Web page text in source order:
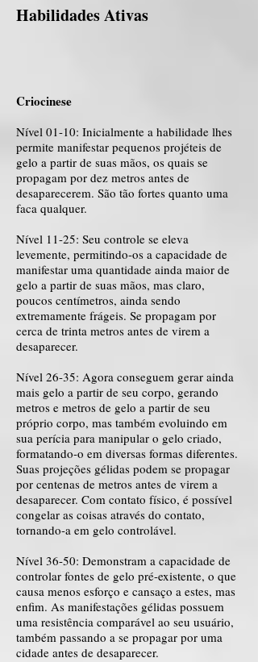
Habilidades Ativas
Criocinese
Nível 01-10: Inicialmente a habilidade lhes
permite manifestar pequenos projéteis de
gelo a partir de suas mãos, os quais se
propagam por dez metros antes de
desaparecerem. São tão fortes quanto uma
faca qualquer.
Nível 11-25: Seu controle se eleva
levemente, permitindo-os a capacidade de
manifestar uma quantidade ainda maior de
gelo a partir de suas mãos, mas claro,
poucos centímetros, ainda sendo
extremamente frágeis. Se propagam por
cerca de trinta metros antes de virem a
desaparecer.
Nível 26-35: Agora conseguem gerar ainda
mais gelo a partir de seu corpo, gerando
metros e metros de gelo a partir de seu
próprio corpo, mas também evoluindo em
sua perícia para manipular o gelo criado,
formatando-o em diversas formas diferentes.
Suas projeções gélidas podem se propagar
por centenas de metros antes de virem a
desaparecer. Com contato físico, é possível
congelar as coisas através do contato,
tornando-a em gelo controlável.
Nível 36-50: Demonstram a capacidade de
controlar fontes de gelo pré-existente, o que
causa menos esforço e cansaço a estes, mas
enfim. As manifestações gélidas possuem
uma resistência comparável ao seu usuário,
também passando a se propagar por uma
cidade antes de desaparecer.